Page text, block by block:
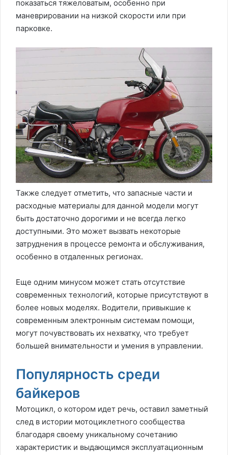
показаться тяжеловатым, особенно при
маневрировании на низкой скорости или при
парковке.
Также следует отметить, что запасные части и
расходные материалы для данной модели могут
быть достаточно дорогими и не всегда легко
доступными. Это может вызвать некоторые
затруднения в процессе ремонта и обслуживания,
особенно в отдаленных регионах.
Еще одним минусом может стать отсутствие
современных технологий, которые присутствуют в
более новых моделях. Водители, привыкшие к
современным электронным системам помощи,
могут почувствовать их нехватку, что требует
большей внимательности и умения в управлении.
Популярность среди
байкеров
Мотоцикл, о котором идет речь, оставил заметный
след в истории мотоциклетного сообщества
благодаря своему уникальному сочетанию
характеристик и выдающимся эксплуатационным